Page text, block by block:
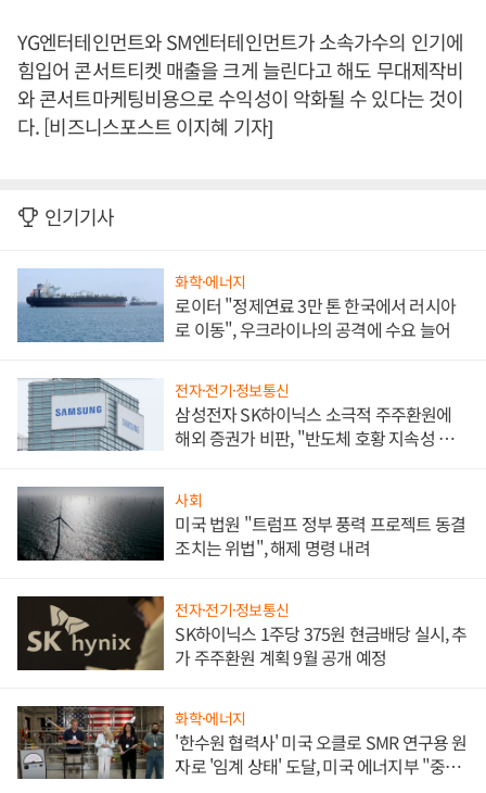
YG엔터테인먼트와 SM엔터테인먼트가 소속가수의 인기에
힘입어 콘서트티켓 매출을 크게 늘린다고 해도 무대제작비
와 콘서트마케팅비용으로 수익성이 악화될 수 있다는 것이
다. [비즈니스포스트 이지혜 기자]
인기기사
화학·에너지
로이터 "정제연료 3만 톤 한국에서 러시아
로 이동", 우크라이나의 공격에 수요 늘어
전자·전기·정보통신
삼성전자 SK하이닉스 소극적 주주환원에
해외 증권가 비판, "반도체 호황 지속성 의
사회
미국 법원 "트럼프 정부 풍력 프로젝트 동결
조치는 위법", 해제 명령 내려
전자·전기·정보통신
SK하이닉스 1주당 375원 현금배당 실시, 추
가 주주환원 계획 9월 공개 예정
화학·에너지
'한수원 협력사' 미국 오클로 SMR 연구용 원
자로 '임계 상태' 도달, 미국 에너지부 "중요